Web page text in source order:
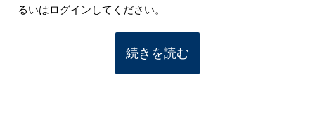
るいはログインしてください。
続きを読む